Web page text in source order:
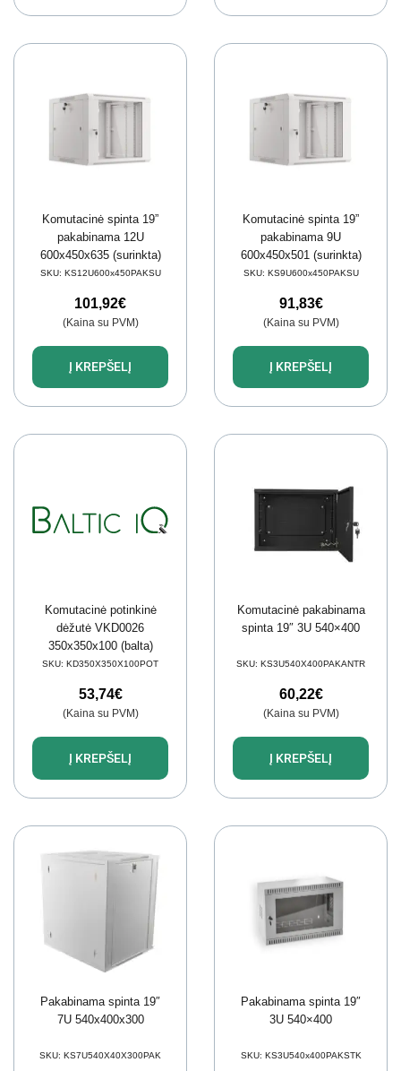
Komutacinė spinta 19”
pakabinama 12U
600x450x635 (surinkta)
SKU: KS12U600x450PAKSU
101,92€
(Kaina su PVM)
Į KREPŠELĮ
Komutacinė spinta 19”
pakabinama 9U
600x450x501 (surinkta)
SKU: KS9U600x450PAKSU
91,83€
(Kaina su PVM)
Į KREPŠELĮ
Komutacinė potinkinė
dėžutė VKD0026
350x350x100 (balta)
SKU: KD350X350X100POT
53,74€
(Kaina su PVM)
Į KREPŠELĮ
Komutacinė pakabinama
spinta 19″ 3U 540×400
SKU: KS3U540X400PAKANTR
60,22€
(Kaina su PVM)
Į KREPŠELĮ
Pakabinama spinta 19″
7U 540x400x300
SKU: KS7U540X40X300PAK
Pakabinama spinta 19″
3U 540×400
SKU: KS3U540x400PAKSTK